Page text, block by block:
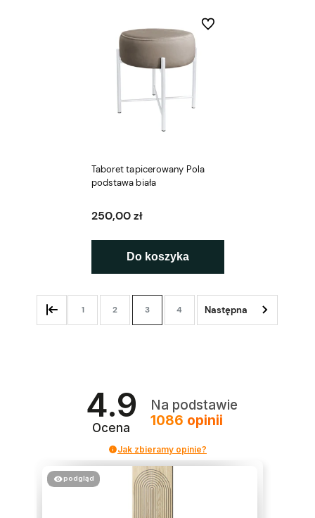
Taboret tapicerowany Pola
podstawa biała
250,00 zł
Do koszyka
Do ulubionych
1 2 3 4
4.9
Ocena
Na podstawie
1086 opinii
Jak zbieramy opinie?
podgląd